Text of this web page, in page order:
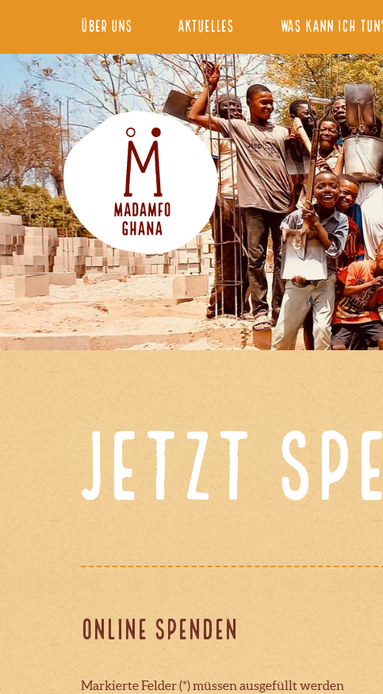
Über Uns Aktuelles Was kann ich
Jetzt
Online spenden
Markierte Felder (*) müssen ausgefüllt werden